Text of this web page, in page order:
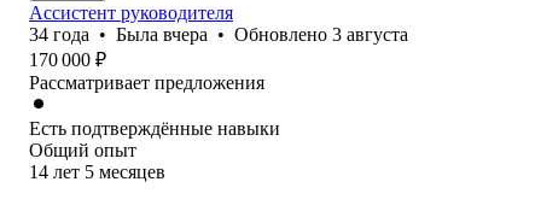
Ассистент руководителя
34 года • Была вчера • Обновлено 3 августа
170 000 ₽
Рассматривает предложения
Есть подтверждённые навыки
Общий опыт
14 лет 5 месяцев